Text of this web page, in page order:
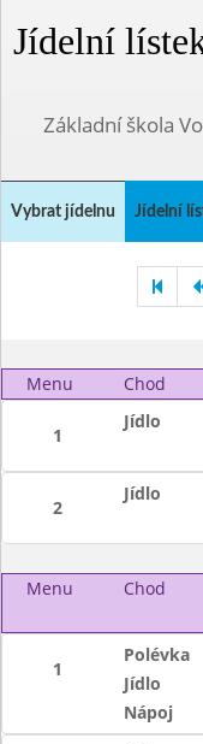
Jídelní
Základní škola
Vybrat jídelnu Jídelní
Menu Chod
1
Jídlo
2
Jídlo
Menu Chod
1
Polévka
Jídlo
Nápoj